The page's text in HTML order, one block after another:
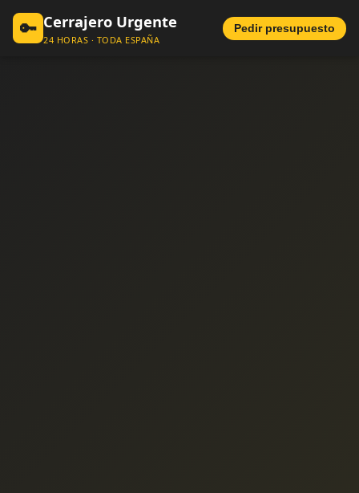
🔑 Cerrajero Urgente
24 HORAS · TODA ESPAÑA
Pedir presupuesto